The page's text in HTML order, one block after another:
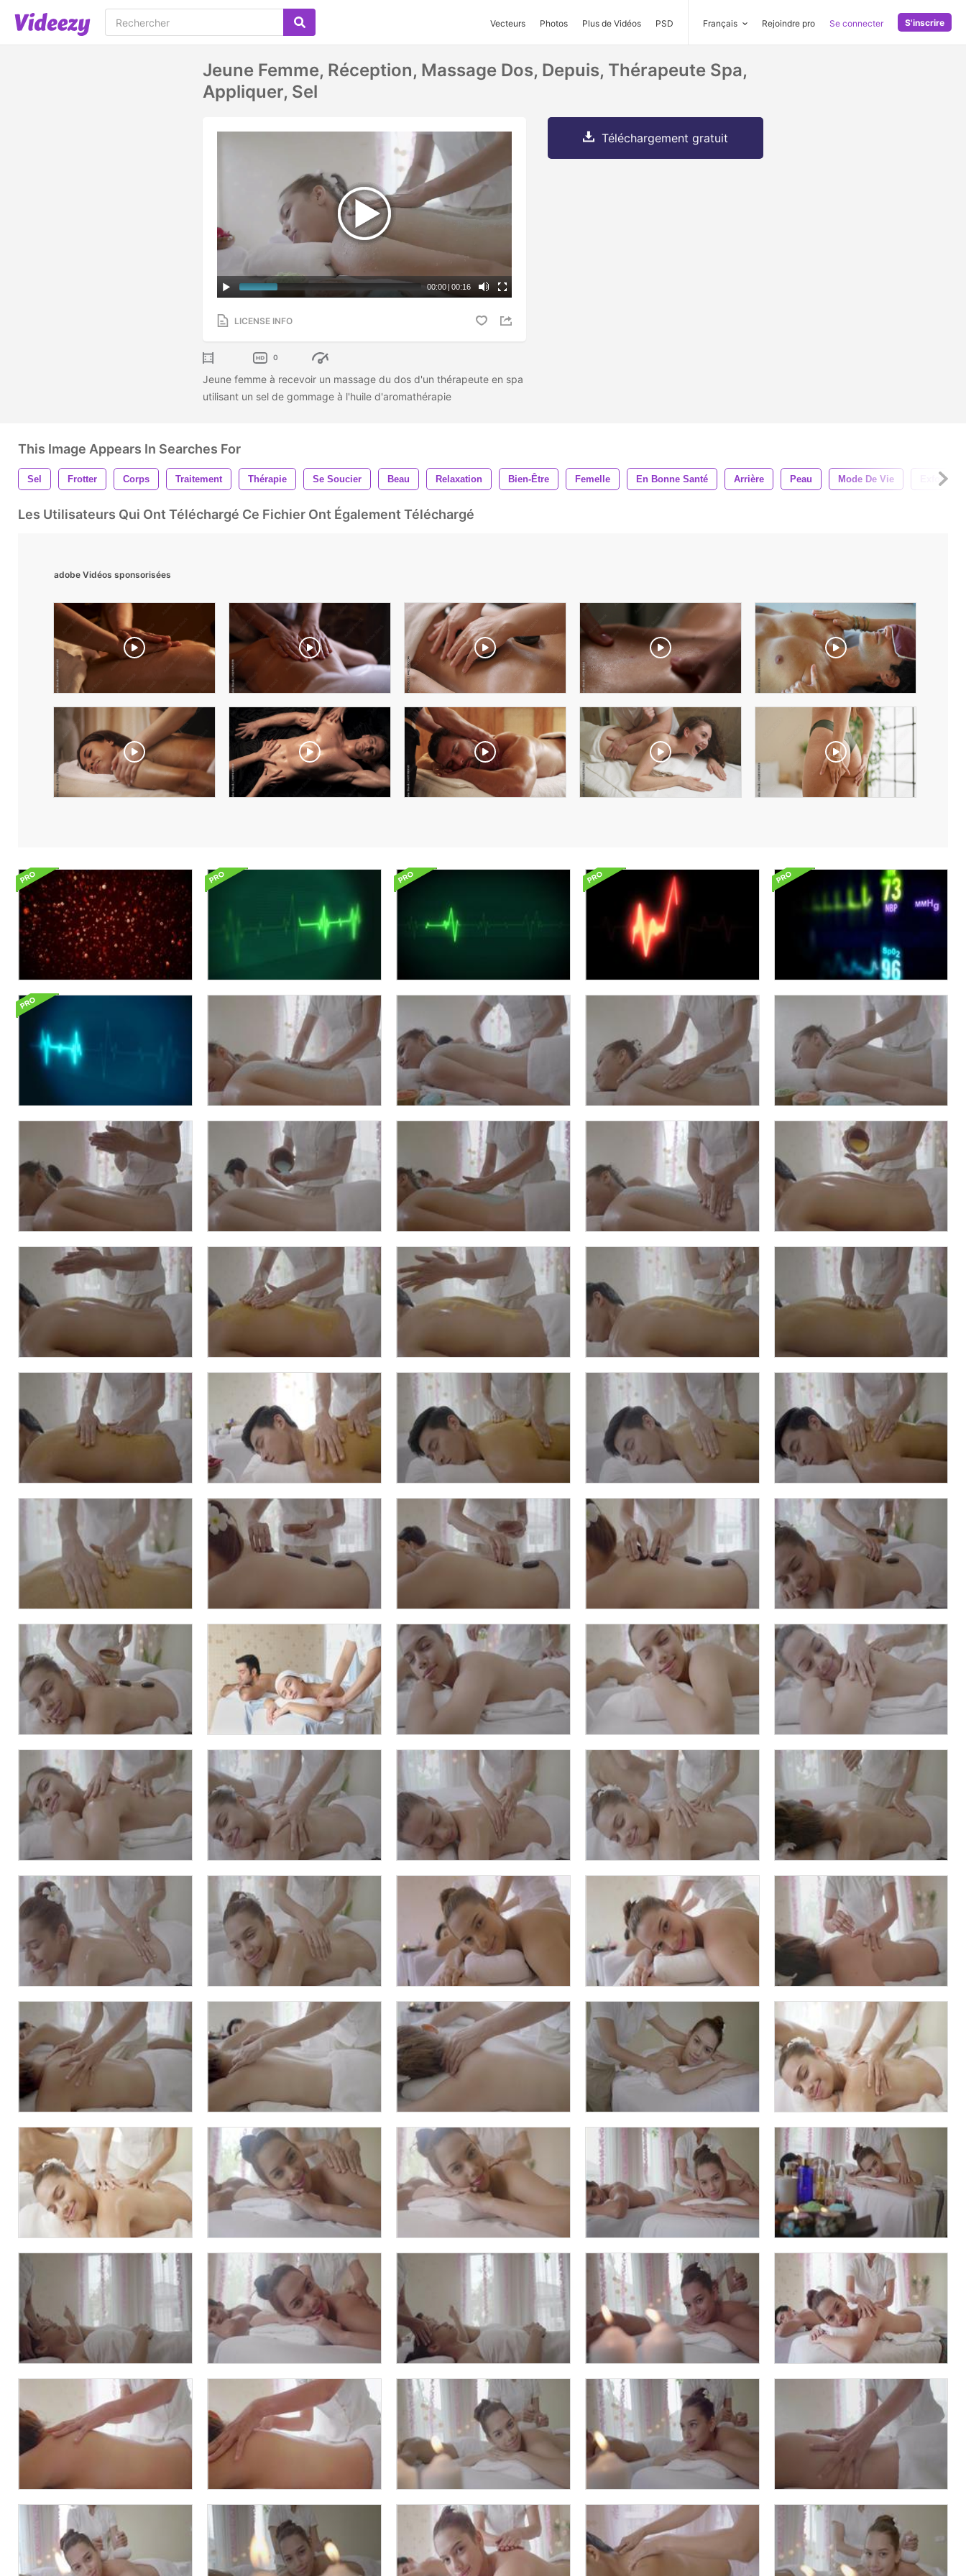
Vecteurs Photos Plus de Vidéos PSD Français Rejoindre pro Se connecter S'inscrire
Jeune Femme, Réception, Massage Dos, Depuis, Thérapeute Spa,
Appliquer, Sel
00:00 | 00:16
LICENSE INFO
0
Jeune femme à recevoir un massage du dos d'un thérapeute en spa
utilisant un sel de gommage à l'huile d'aromathérapie
Téléchargement gratuit
This Image Appears In Searches For
Sel Frotter Corps Traitement Thérapie Se Soucier Beau Relaxation Bien-Être Femelle En Bonne Santé Arrière Peau Mode De Vie
Les Utilisateurs Qui Ont Téléchargé Ce Fichier Ont Également Téléchargé
adobe Vidéos sponsorisées